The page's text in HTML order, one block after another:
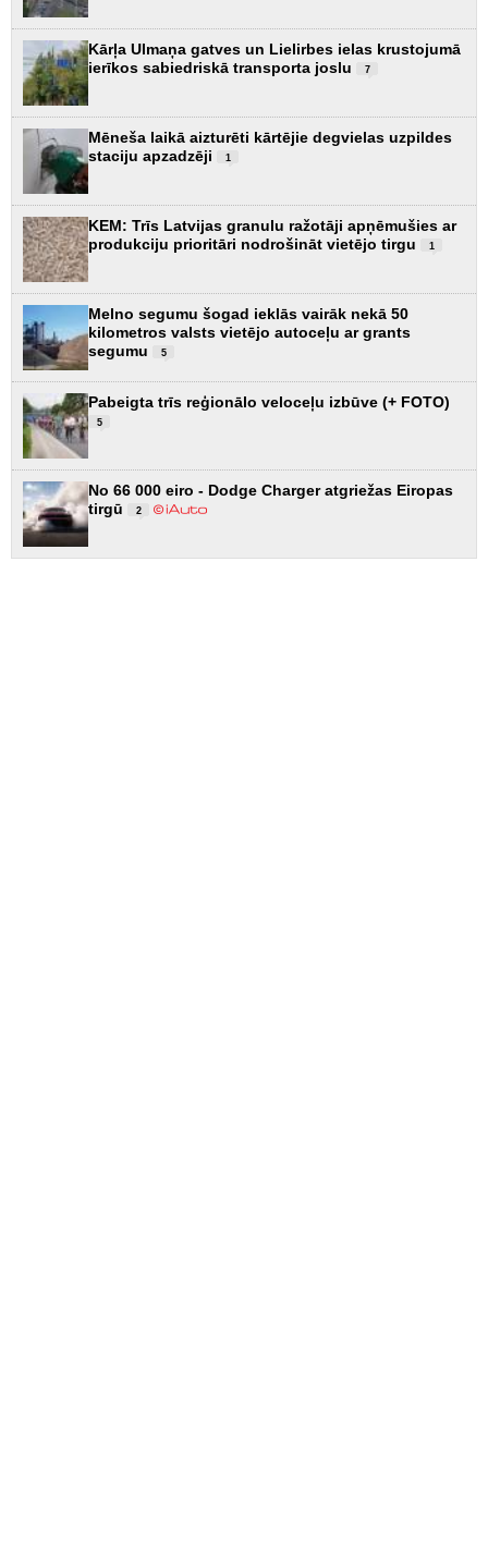
Kārļa Ulmaņa gatves un Lielirbes ielas krustojumā
ierīkos sabiedriskā transporta joslu
7
Mēneša laikā aizturēti kārtējie degvielas uzpildes
staciju apzadzēji
1
KEM: Trīs Latvijas granulu ražotāji apņēmušies ar
produkciju prioritāri nodrošināt vietējo tirgu
1
Melno segumu šogad ieklās vairāk nekā 50
kilometros valsts vietējo autoceļu ar grants
segumu
5
Pabeigta trīs reģionālo veloceļu izbūve (+ FOTO)
5
No 66 000 eiro - Dodge Charger atgriežas Eiropas
tirgū
2